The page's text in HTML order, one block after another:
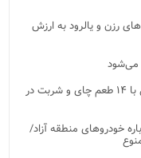
رزن و یالرود به ارزش
می‌شود
پذیرایی متفاوت و باشکوه از عزاداران حسینی با ۱۴ طعم چای و شربت در
خودروهای منطقه آزاد/